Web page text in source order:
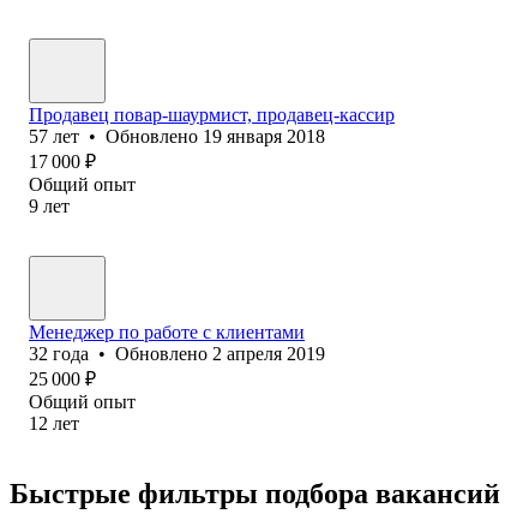
Продавец повар-шаурмист, продавец-кассир
57 лет • Обновлено 19 января 2018
17 000 ₽
Общий опыт
9 лет
Менеджер по работе с клиентами
32 года • Обновлено 2 апреля 2019
25 000 ₽
Общий опыт
12 лет
Быстрые фильтры подбора вакансий